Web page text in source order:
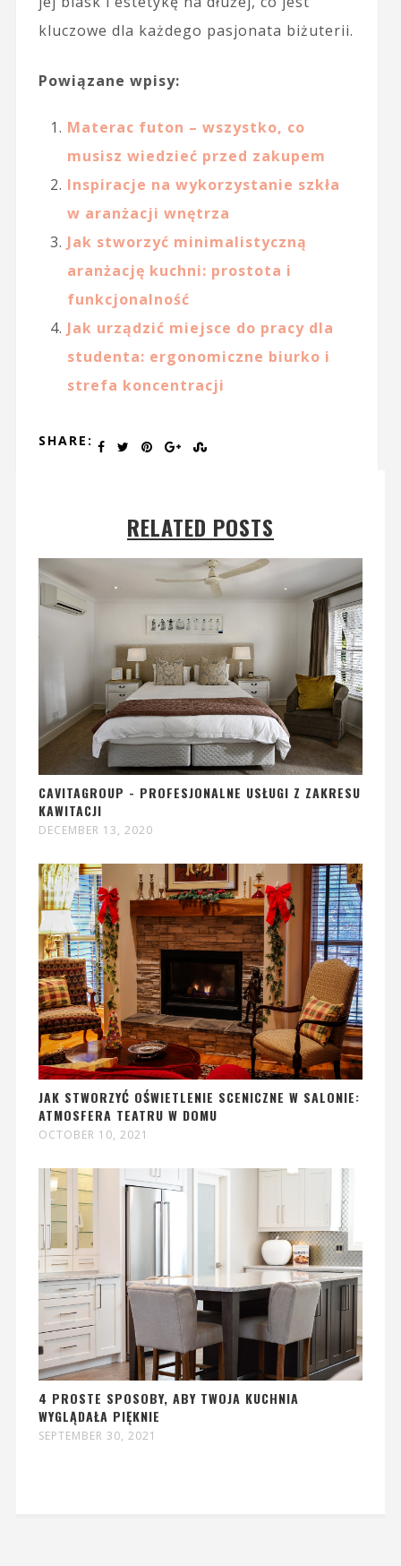
kluczowe dla każdego pasjonata biżuterii.
Powiązane wpisy:
Materac futon – wszystko, co
musisz wiedzieć przed zakupem
Inspiracje na wykorzystanie szkła
w aranżacji wnętrza
Jak stworzyć minimalistyczną
aranżację kuchni: prostota i
funkcjonalność
Jak urządzić miejsce do pracy dla
studenta: ergonomiczne biurko i
strefa koncentracji
SHARE:
RELATED POSTS
CAVITAGROUP - PROFESJONALNE USŁUGI Z ZAKRESU
KAWITACJI
DECEMBER 13, 2020
JAK STWORZYĆ OŚWIETLENIE SCENICZNE W SALONIE:
ATMOSFERA TEATRU W DOMU
OCTOBER 10, 2021
4 PROSTE SPOSOBY, ABY TWOJA KUCHNIA
WYGLĄDAŁA PIĘKNIE
SEPTEMBER 30, 2021